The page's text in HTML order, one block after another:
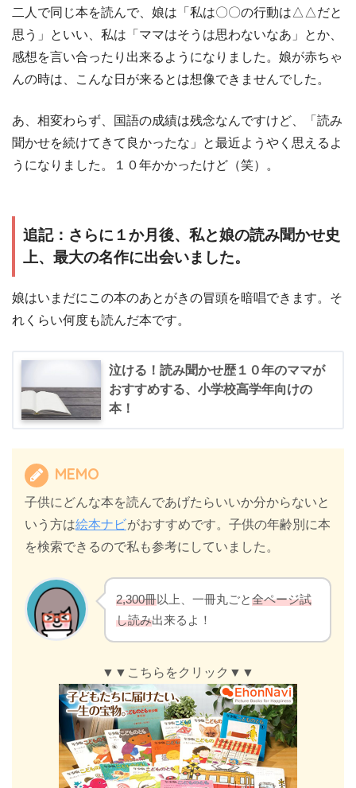
二人で同じ本を読んで、娘は「私は〇〇の行動は△△だと
思う」といい、私は「ママはそうは思わないなあ」とか、
感想を言い合ったり出来るようになりました。娘が赤ちゃ
んの時は、こんな日が来るとは想像できませんでした。
あ、相変わらず、国語の成績は残念なんですけど、「読み
聞かせを続けてきて良かったな」と最近ようやく思えるよ
うになりました。１０年かかったけど（笑）。
追記：さらに１か月後、私と娘の読み聞かせ史
上、最大の名作に出会いました。
娘はいまだにこの本のあとがきの冒頭を暗唱できます。そ
れくらい何度も読んだ本です。
泣ける！読み聞かせ歴１０年のママが
おすすめする、小学校高学年向けの
本！
MEMO
子供にどんな本を読んであげたらいいか分からないと
いう方は絵本ナビがおすすめです。子供の年齢別に本
を検索できるので私も参考にしていました。
2,300冊以上、一冊丸ごと全ページ試
し読み出来るよ！
▼▼こちらをクリック▼▼